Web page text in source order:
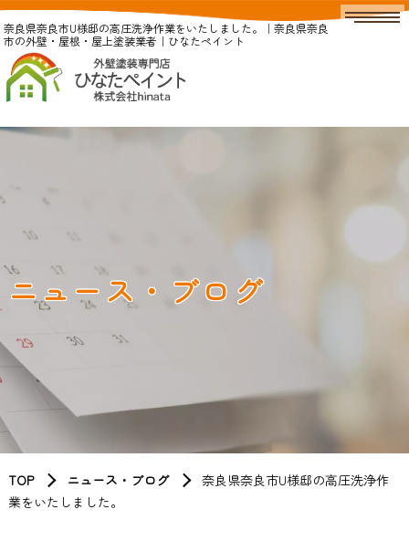
奈良県奈良市U様邸の高圧洗浄作業をいたしました。｜奈良県奈良
市の外壁・屋根・屋上塗装業者｜ひなたペイント
ニュース・ブログ
TOP ニュース・ブログ
奈良県奈良市U様邸の高圧洗浄作
業をいたしました。